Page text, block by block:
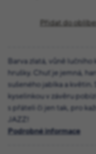
Přidat do
Barva zlatá, vůně
hrušky. Chuť je jemná,
sušeného jablka a
kyselinkou v závěru
s přáteli či jen tak, pro
JAZZ!
Podrobné informace